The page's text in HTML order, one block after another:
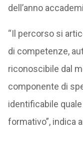
dell’anno
“Il percorso si
di competenze,
riconoscibile dal
componente di
identificabile
formativo”, indica